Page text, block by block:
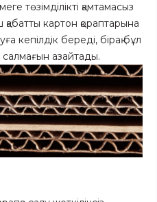
төзімділікті қамтамасыз
картон қораптарына
кепілдік береді, бірақ бұл
азайтады.